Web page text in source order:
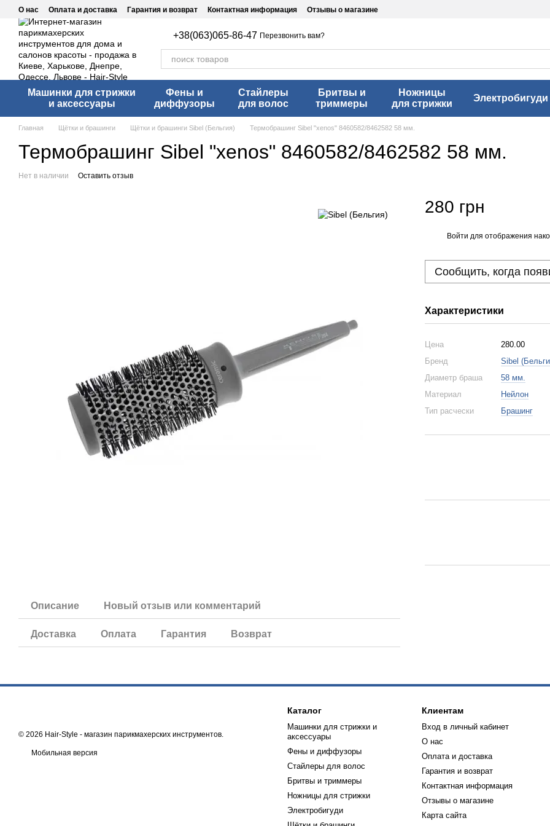
Перейти к основному контенту
О нас Оплата и доставка Гарантия и возврат Контактная информация Отзывы о магазине
+38(063)065-86-47 Перезвонить вам?
Машинки для стрижки
и аксессуары
Фены и
диффузоры
Стайлеры
для волос
Бритвы и
триммеры
Ножницы
для стрижки
Электробигуди
Главная Щётки и брашинги Щётки и брашинги Sibel (Бельгия) Термобрашинг Sibel "xenos" 8460582/8462582 58 мм.
Термобрашинг Sibel "xenos" 8460582/8462582 58 мм.
Нет в наличии Оставить отзыв
Описание Новый отзыв или комментарий
Доставка Оплата Гарантия Возврат
280 грн
Войти для отображения
Сообщить, когда
Характеристики
Цена
280.00
Бренд
Sibel
Диаметр браша
58 мм.
Материал
Нейлон
Тип расчески
Брашинг
© 2026 Hair-Style - магазин парикмахерских инструментов.
Мобильная версия
Каталог
Машинки для стрижки и
аксессуары
Фены и диффузоры
Стайлеры для волос
Бритвы и триммеры
Ножницы для стрижки
Электробигуди
Клиентам
Вход в личный кабинет
О нас
Оплата и доставка
Гарантия и возврат
Контактная информация
Отзывы о магазине
Карта сайта